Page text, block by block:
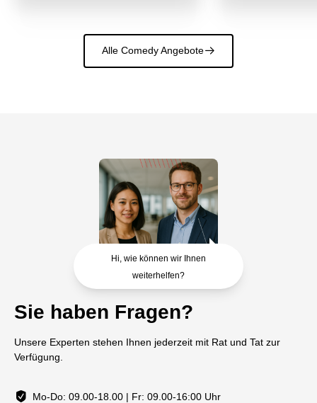
Alle Comedy Angebote􀄫
Hi, wie können wir Ihnen
weiterhelfen?
Sie haben Fragen?
Unsere Experten stehen Ihnen jederzeit mit Rat und Tat zur
Verfügung.
Mo-Do: 09.00-18.00 | Fr: 09.00-16:00 Uhr